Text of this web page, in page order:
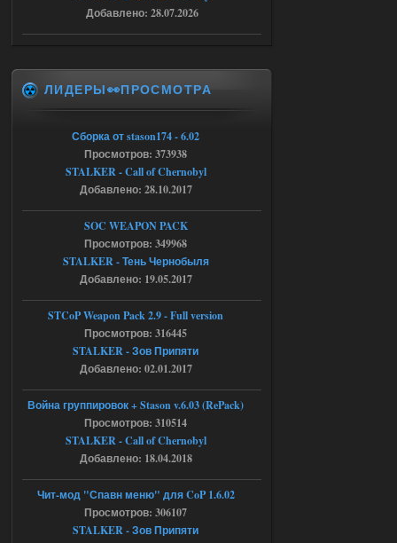
доходяга.
Путь во мгле + GUNSLINGER mod
Доступно только для пользователей
Путь во мгле + GUNSLINGER mod
stalker673920
где пароль?
Dead Air: Refined
09:03
Stalker-Mods-Clan-su
Доступно только для пользователей
Ответить ➤
05.08.2026
Объединенный Пак 2 + OGSR +
Добавлено: 28.07.2026
ЛИДЕРЫ👀ПРОСМОТРА
Сборка от stason174 - 6.02
Просмотров: 373938
STALKER - Call of Chernobyl
Добавлено: 28.10.2017
SOC WEAPON PACK
Просмотров: 349968
STALKER - Тень Чернобыля
Добавлено: 19.05.2017
STCoP Weapon Pack 2.9 - Full version
Просмотров: 316445
STALKER - Зов Припяти
Добавлено: 02.01.2017
Война группировок + Stason v.6.03 (RePack)
Просмотров: 310514
STALKER - Call of Chernobyl
Добавлено: 18.04.2018
Чит-мод "Спавн меню" для CoP 1.6.02
Просмотров: 306107
STALKER - Зов Припяти